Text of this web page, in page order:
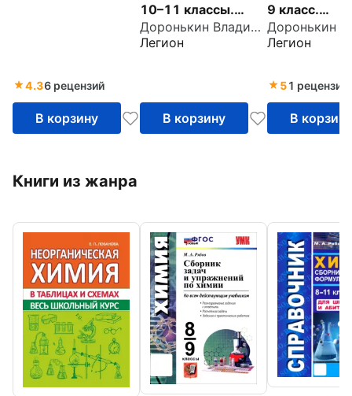
4.36 рецензий
В корзину
10–11 классы.
Тематический
тренинг.Задания
уровней сложности
Доронькин Владимир Николаевич
Легион
В корзину
9 класс.
тренинг.
Легион
51 рецензия
В корзину
Книги из жанра